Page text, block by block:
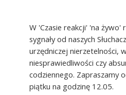
W 'Czasie reakcji' 'na żywo'
sygnały od naszych
urzędniczej nierzetelności,
niesprawiedliwości czy
codziennego. Zapraszamy
piątku na godzinę 12.05.